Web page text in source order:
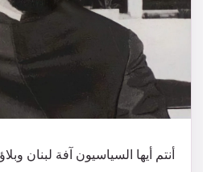
أنتم أيها السياسيون آفة لبنان